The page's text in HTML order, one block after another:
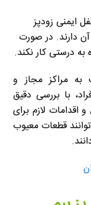
ایمنی زودپز
دارند. در صورت
درستی کار نکند.
به مراکز مجاز و
با بررسی دقیق
اقدامات لازم برای
قطعات معیوب